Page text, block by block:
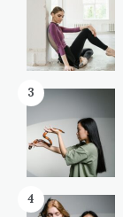
3
4